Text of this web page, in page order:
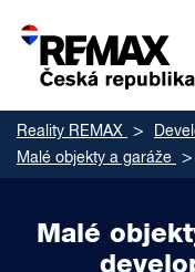
Reality REMAX
Malé objekty a garáže
Malé